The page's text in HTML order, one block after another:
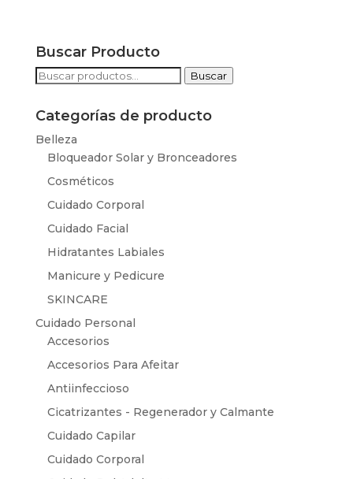
Buscar Producto
Buscar
Buscar
Categorías de producto
Belleza
Bloqueador Solar y Bronceadores
Cosméticos
Cuidado Corporal
Cuidado Facial
Hidratantes Labiales
Manicure y Pedicure
SKINCARE
Cuidado Personal
Accesorios
Accesorios Para Afeitar
Antiinfeccioso
Cicatrizantes - Regenerador y Calmante
Cuidado Capilar
Cuidado Corporal